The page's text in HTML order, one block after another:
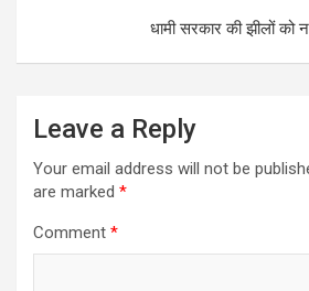
धामी सरकार की झीलों को
Leave a Reply
Your email address will not be
are marked *
Comment *